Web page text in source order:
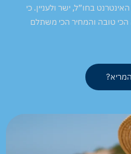
בחו”ל, ישר ולעניין. כי
טובה והמחיר הכי משתלם